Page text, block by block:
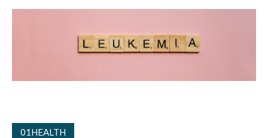
01HEALTH